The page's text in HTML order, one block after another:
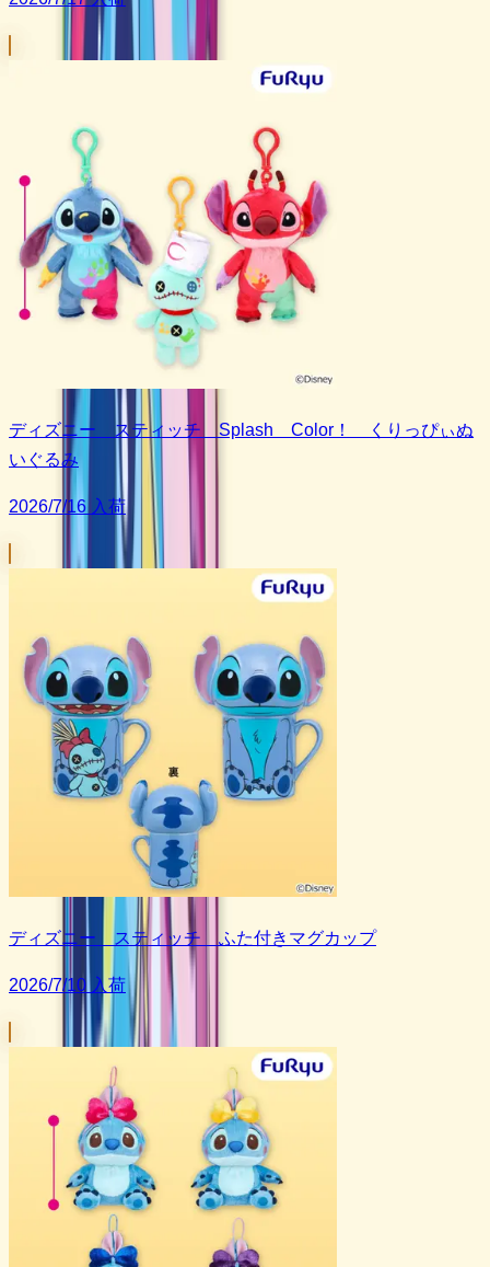
ディズニー スティッチ Splash Color！ くりっぴぃぬ
いぐるみ
2026/7/16 入荷
ディズニー スティッチ ふた付きマグカップ
2026/7/10 入荷